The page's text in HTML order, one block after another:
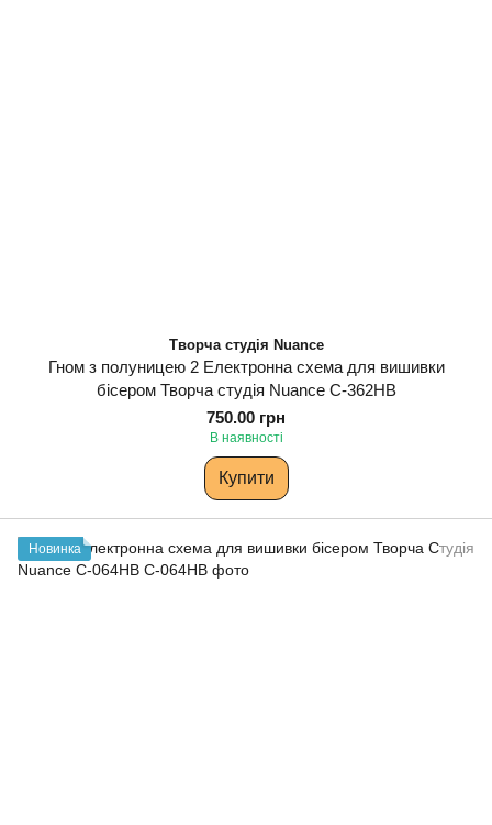
Творча студія Nuance
Гном з полуницею 2 Електронна схема для вишивки
бісером Творча студія Nuance С-362НВ
750.00 грн
В наявності
Купити
Новинка